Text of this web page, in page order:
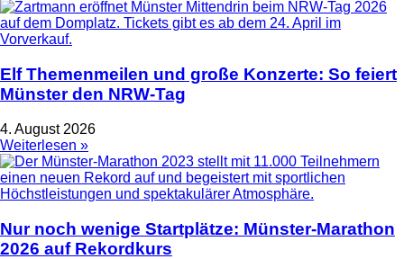
Elf Themenmeilen und große Konzerte: So feiert
Münster den NRW-Tag
4. August 2026
Weiterlesen »
Nur noch wenige Startplätze: Münster-Marathon
2026 auf Rekordkurs